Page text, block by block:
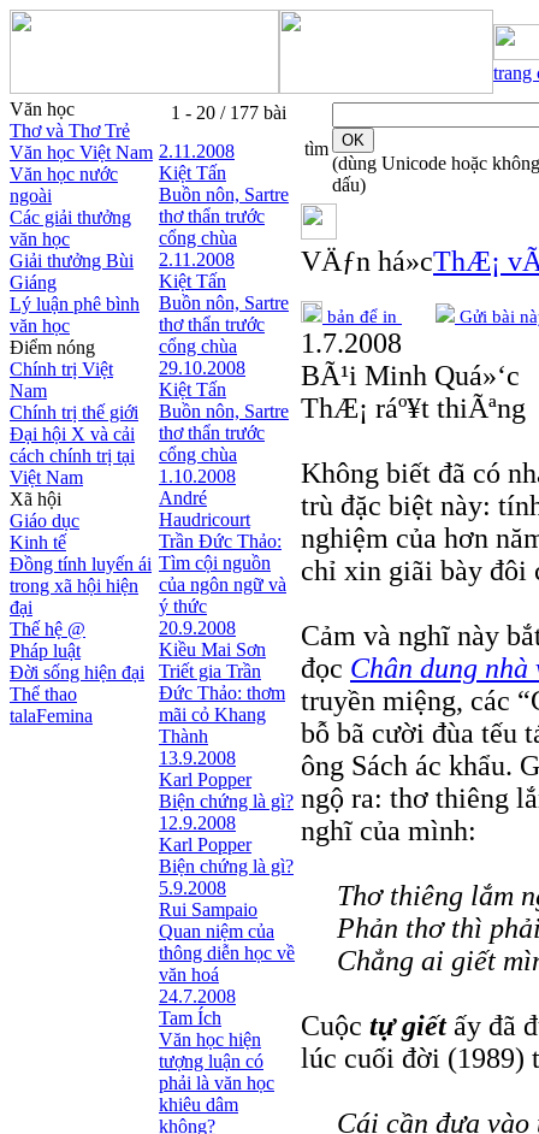
trang
Văn học
Thơ và Thơ Trẻ
Văn học Việt Nam
Văn học nước
ngoài
Các giải thưởng
văn học
Giải thưởng Bùi
Giáng
Lý luận phê bình
văn học
Điểm nóng
Chính trị Việt
Nam
Chính trị thế giới
Đại hội X và cải
cách chính trị tại
Việt Nam
Xã hội
Giáo dục
Kinh tế
Đồng tính luyến ái
trong xã hội hiện
đại
Thế hệ @
Pháp luật
Đời sống hiện đại
Thể thao
talaFemina
1 - 20 / 177 bài
2.11.2008
Kiệt Tấn
Buồn nôn, Sartre
thơ thẩn trước
cổng chùa
2.11.2008
Kiệt Tấn
Buồn nôn, Sartre
thơ thẩn trước
cổng chùa
29.10.2008
Kiệt Tấn
Buồn nôn, Sartre
thơ thẩn trước
cổng chùa
1.10.2008
André
Haudricourt
Trần Đức Thảo:
Tìm cội nguồn
của ngôn ngữ và
ý thức
20.9.2008
Kiều Mai Sơn
Triết gia Trần
Ðức Thảo: thơm
mãi cỏ Khang
Thành
13.9.2008
Karl Popper
Biện chứng là gì?
12.9.2008
Karl Popper
Biện chứng là gì?
5.9.2008
Rui Sampaio
Quan niệm của
thông diễn học về
văn hoá
24.7.2008
Tam Ích
Văn học hiện
tượng luận có
phải là văn học
khiêu dâm
không?
tìm
(dùng Unicode hoặc không
dấu)
VÄƒn há»cThÆ¡
bản để in Gửi bài
1.7.2008
BÃ¹i Minh Quá»‘c
ThÆ¡ ráº¥t thiÃªng
Không biết đã có
trù đặc biệt này:
nghiệm của hơn
chỉ xin giãi bày đôi
Cảm và nghĩ này
đọc Chân dung nhà
truyền miệng, các
bỗ bã cười đùa tếu
ông Sách ác khẩu.
ngộ ra: thơ thiêng
nghĩ của mình:
Thơ thiêng lắm
Phản thơ thì
Chẳng ai giết
Cuộc tự giếtấy đã
lúc cuối đời (1989)
Cái cần đưa